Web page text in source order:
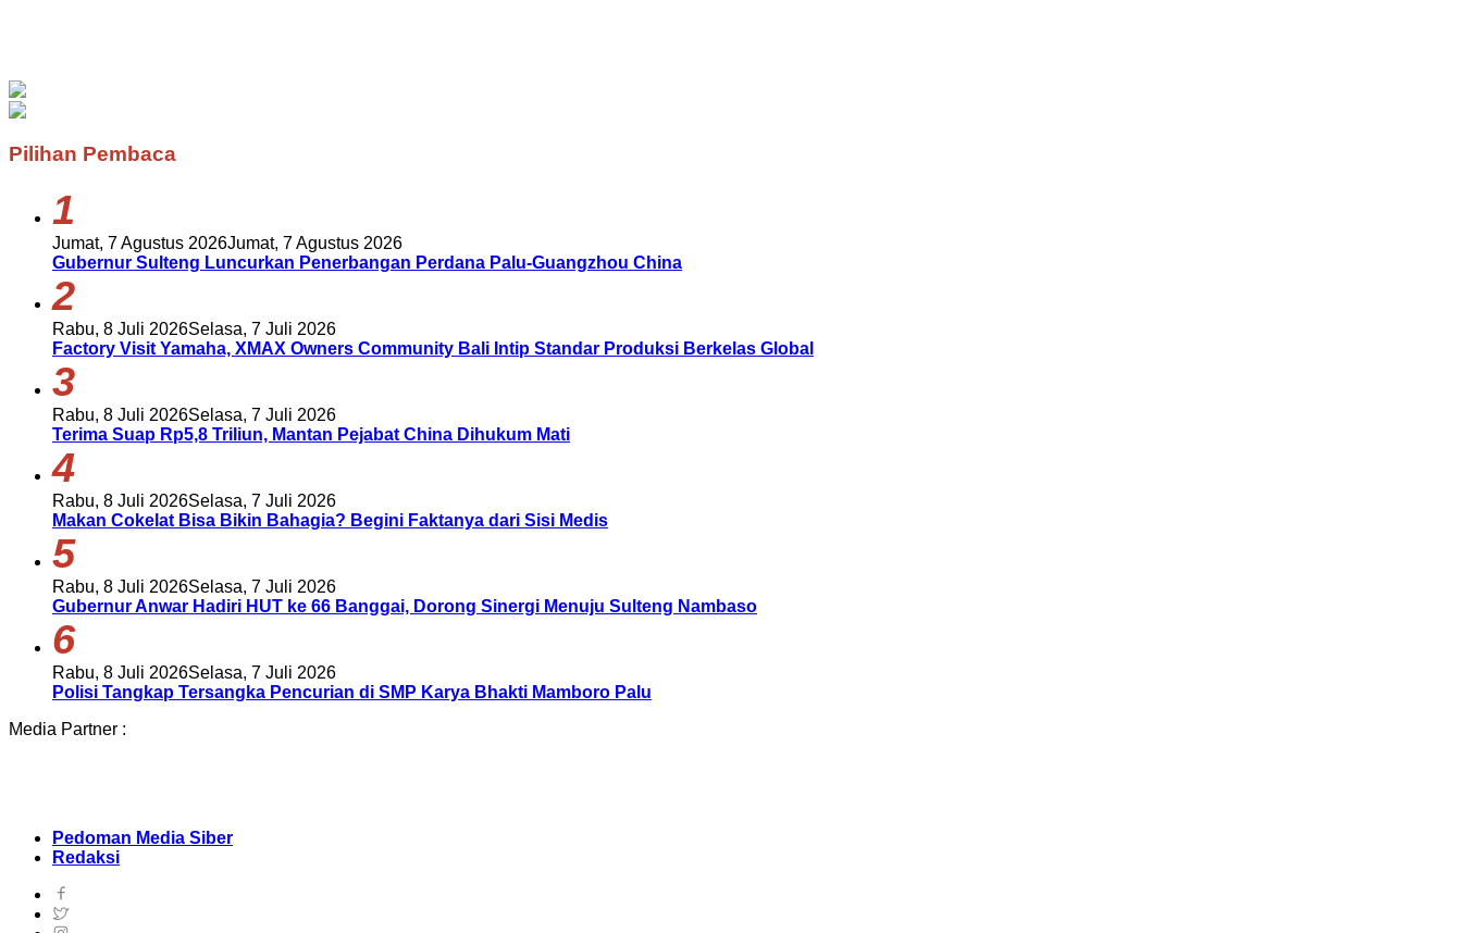
Pilihan Pembaca
1
Jumat, 7 Agustus 2026Jumat, 7 Agustus 2026
Gubernur Sulteng Luncurkan Penerbangan Perdana Palu-Guangzhou China
2
Rabu, 8 Juli 2026Selasa, 7 Juli 2026
Factory Visit Yamaha, XMAX Owners Community Bali Intip Standar Produksi Berkelas Global
3
Rabu, 8 Juli 2026Selasa, 7 Juli 2026
Terima Suap Rp5,8 Triliun, Mantan Pejabat China Dihukum Mati
4
Rabu, 8 Juli 2026Selasa, 7 Juli 2026
Makan Cokelat Bisa Bikin Bahagia? Begini Faktanya dari Sisi Medis
5
Rabu, 8 Juli 2026Selasa, 7 Juli 2026
Gubernur Anwar Hadiri HUT ke 66 Banggai, Dorong Sinergi Menuju Sulteng Nambaso
6
Rabu, 8 Juli 2026Selasa, 7 Juli 2026
Polisi Tangkap Tersangka Pencurian di SMP Karya Bhakti Mamboro Palu
Media Partner :
Pedoman Media Siber
Redaksi